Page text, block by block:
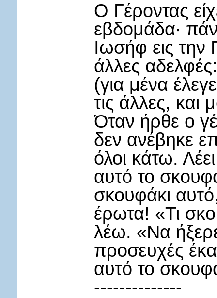
Ο Γέροντας
εβδομάδα∙
Ιωσήφ εις την
άλλες
(για μένα
τις άλλες, και
Όταν ήρθε ο
δεν ανέβηκε
όλοι κάτω.
αυτό το
σκουφάκι
έρωτα! «Τι
λέω. «Να
προσευχές
αυτό το
--------------